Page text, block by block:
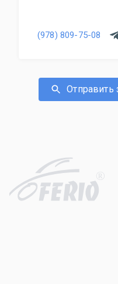
(978) 809-75-08
Отправить
R